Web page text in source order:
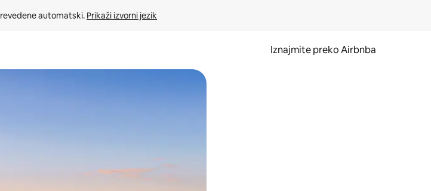
automatski. Prikaži izvorni jezik
Iznajmite preko Airbnba